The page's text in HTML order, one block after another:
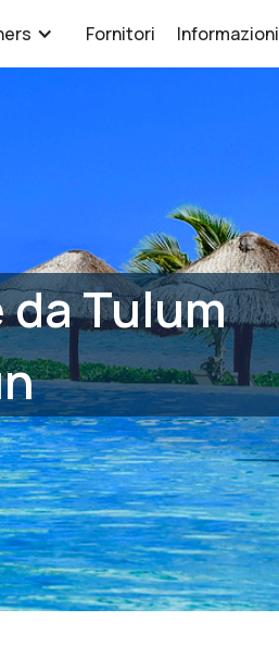
Fornitori
da Tulum